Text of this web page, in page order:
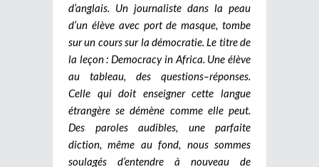
d’anglais. Un journaliste dans la peau
d’un élève avec port de masque, tombe
sur un cours sur la démocratie. Le titre de
la leçon : Democracy in Africa. Une élève
au tableau, des questions–réponses.
Celle qui doit enseigner cette langue
étrangère se démène comme elle peut.
Des paroles audibles, une parfaite
diction, même au fond, nous sommes
soulagés d’entendre à nouveau de